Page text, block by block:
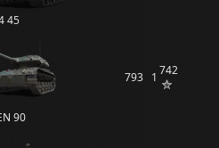
45
90
793 1 742